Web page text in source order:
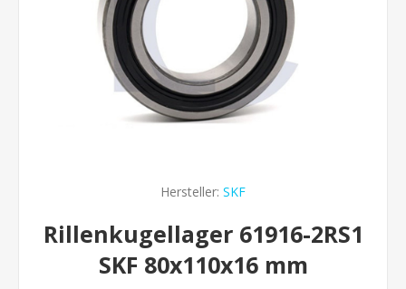
Hersteller: SKF
Rillenkugellager 61916-2RS1
SKF 80x110x16 mm